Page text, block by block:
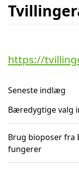
https://
Seneste indlæg
Bæredygtige valg
Brug bioposer fra
fungerer